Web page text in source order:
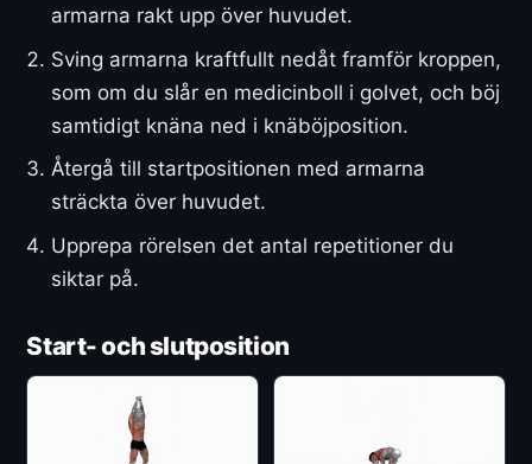
armarna rakt upp över huvudet.
Sving armarna kraftfullt nedåt framför kroppen,
som om du slår en medicinboll i golvet, och böj
samtidigt knäna ned i knäböjposition.
Återgå till startpositionen med armarna
sträckta över huvudet.
Upprepa rörelsen det antal repetitioner du
siktar på.
Start- och slutposition